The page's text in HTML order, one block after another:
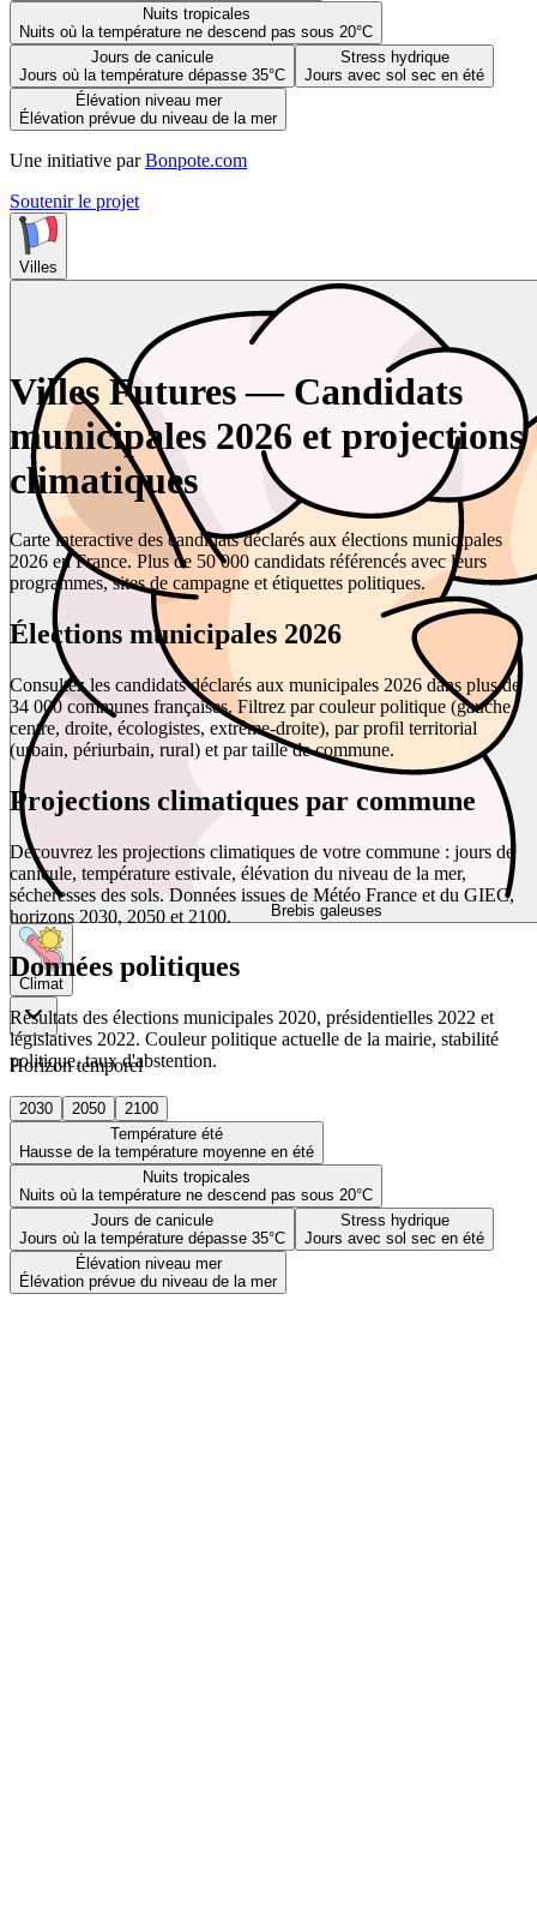
Nuits tropicales
Nuits où la température ne descend pas sous 20°C
Jours de canicule
Jours où la température dépasse 35°C
Stress hydrique
Jours avec sol sec en été
Élévation niveau mer
Élévation prévue du niveau de la mer
Une initiative par Bonpote.com
Soutenir le projet
Villes
Brebis galeuses
Climat
Horizon temporel
2030 2050
2100
Température été
Hausse de la température moyenne en été
Nuits tropicales
Nuits où la température ne descend pas sous 20°C
Jours de canicule
Jours où la température dépasse 35°C
Stress hydrique
Jours avec sol sec en été
Élévation niveau mer
Élévation prévue du niveau de la mer
Villes Futures — Candidats
municipales 2026 et projections
climatiques
Carte interactive des candidats déclarés aux élections municipales
2026 en France. Plus de 50 000 candidats référencés avec leurs
programmes, sites de campagne et étiquettes politiques.
Élections municipales 2026
Consultez les candidats déclarés aux municipales 2026 dans plus de
34 000 communes françaises. Filtrez par couleur politique (gauche,
centre, droite, écologistes, extrême-droite), par profil territorial
(urbain, périurbain, rural) et par taille de commune.
Projections climatiques par commune
Découvrez les projections climatiques de votre commune : jours de
canicule, température estivale, élévation du niveau de la mer,
sécheresses des sols. Données issues de Météo France et du GIEC,
horizons 2030, 2050 et 2100.
Données politiques
Résultats des élections municipales 2020, présidentielles 2022 et
législatives 2022. Couleur politique actuelle de la mairie, stabilité
politique, taux d'abstention.